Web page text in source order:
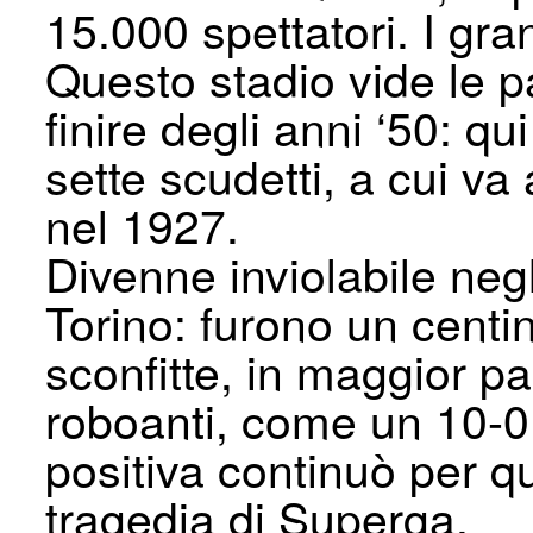
15.000 spettatori. I
Questo stadio vide le
finire degli anni ‘50:
sette scudetti, a cui
nel 1927.
Divenne inviolabile
Torino: furono un
sconfitte, in maggior
roboanti, come un 10-
positiva continuò per
tragedia di Superga.